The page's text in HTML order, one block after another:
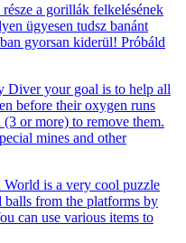
a gorillák felkelésének
ügyesen tudsz banánt
gyorsan kiderül! Próbáld
Diver your goal is to help all
before their oxygen runs
or more) to remove them.
mines and other
is a very cool puzzle
balls from the platforms by
can use various items to